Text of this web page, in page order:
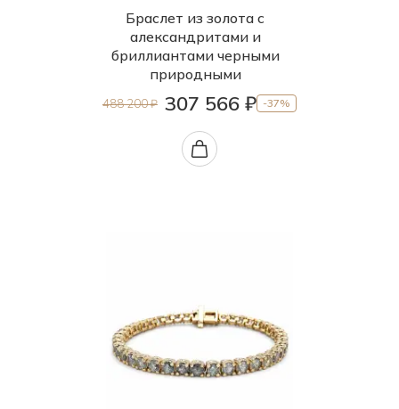
Браслет из золота с
александритами и
бриллиантами черными
природными
488 200 ₽ 307 566 ₽ -37%